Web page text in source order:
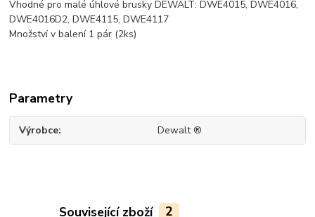
Vhodné pro malé úhlové brusky DEWALT: DWE4015, DWE4016,
DWE4016D2, DWE4115, DWE4117
Množství v balení 1 pár (2ks)
Parametry
Výrobce Dewalt ®
Související zboží 2